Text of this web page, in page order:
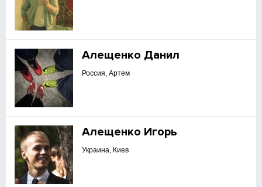
Алещенко Данил
Россия, Артем
Алещенко Игорь
Украина, Киев